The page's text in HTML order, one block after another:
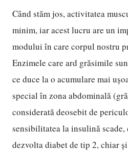
Când stăm jos, activitatea
minim, iar acest lucru are un
modului în care corpul nostru
Enzimele care ard grăsimile
ce duce la o acumulare mai
special în zona abdominală
considerată deosebit de
sensibilitatea la insulină scade,
dezvolta diabet de tip 2, chiar